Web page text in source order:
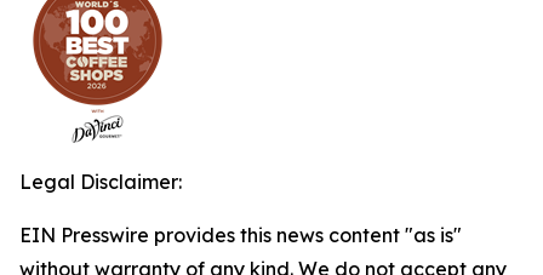
Legal Disclaimer:
EIN Presswire provides this news content "as is"
without warranty of any kind. We do not accept any